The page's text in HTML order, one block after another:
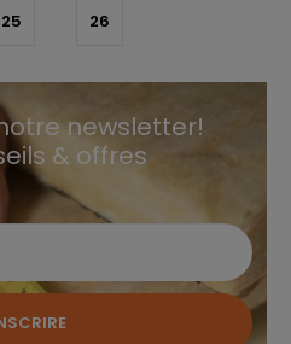
25 26
newsletter!
& offres